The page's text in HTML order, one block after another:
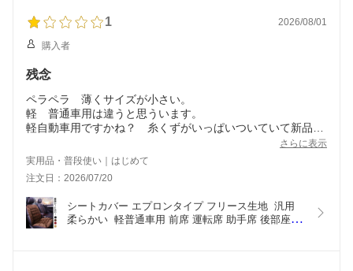
1 2026/08/01
購入者
残念
ペラペラ 薄くサイズが小さい。
軽 普通車用は違うと思ういます。
軽自動車用ですかね？ 糸くずがいっぱいついていて新品に
さらに表示
実用品・普段使い｜はじめて
注文日：2026/07/20
シートカバー エプロンタイプ フリース生地  汎用
柔らかい  軽普通車用 前席 運転席 助手席 後部座席